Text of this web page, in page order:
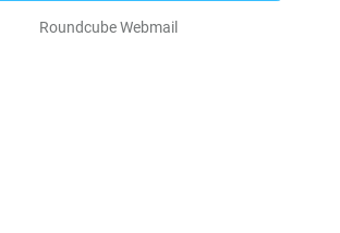
Roundcube Webmail